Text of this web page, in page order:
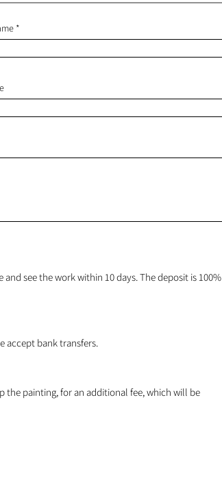
see the work within 10 days. The deposit is 100%
accept bank transfers.
the painting, for an additional fee, which will be